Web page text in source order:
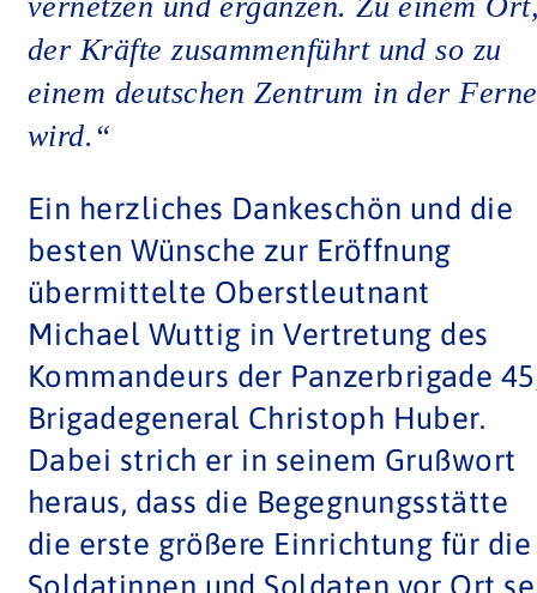
Soldatinnen und Soldaten vor Ort
und ihr gerade für die
außerdienstliche Gemeinschafts-
und Kameradschaftspflege sowie in
der Familienarbeit eine überaus
wichtige Rolle zukomme. Daran
anknüpfend sicherte er der
Katholischen Militärseelsorge sowie
der KAS die Unterstützung der
Brigade für den weiteren Ausbau
Angebots zu.